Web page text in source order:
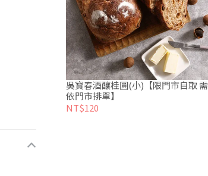
吳寶春酒釀桂圓(小)【限門市自取 需
依門市排單】
NT$120